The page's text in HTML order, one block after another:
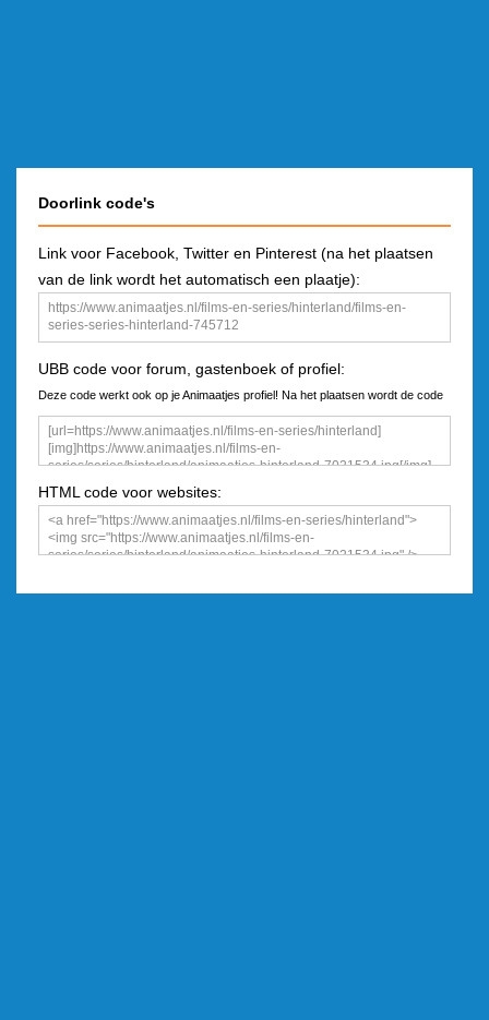
Doorlink code's
Link voor Facebook, Twitter en Pinterest (na het plaatsen
van de link wordt het automatisch een plaatje):
UBB code voor forum, gastenboek of profiel:
Deze code werkt ook op je Animaatjes profiel! Na het plaatsen wordt de code
een plaatje
HTML code voor websites: